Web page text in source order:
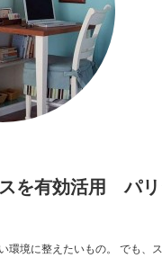
を有効活用 パリ
環境に整えたいもの。 でも、